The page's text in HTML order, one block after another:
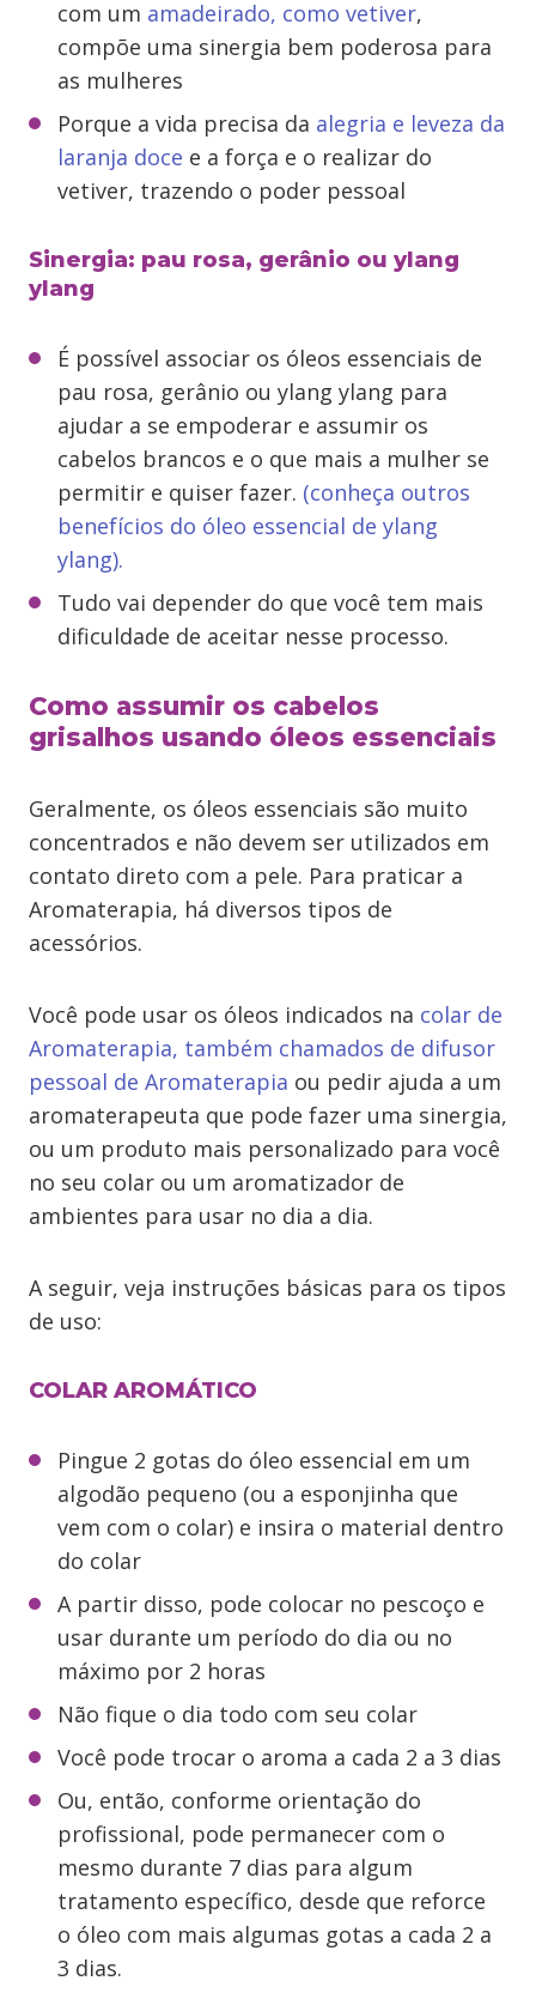
com um amadeirado, como vetiver,
compõe uma sinergia bem poderosa para
as mulheres
Porque a vida precisa da alegria e leveza da
laranja doce e a força e o realizar do
vetiver, trazendo o poder pessoal
Sinergia: pau rosa, gerânio ou ylang
ylang
É possível associar os óleos essenciais de
pau rosa, gerânio ou ylang ylang para
ajudar a se empoderar e assumir os
cabelos brancos e o que mais a mulher se
permitir e quiser fazer. (conheça outros
benefícios do óleo essencial de ylang
ylang).
Tudo vai depender do que você tem mais
dificuldade de aceitar nesse processo.
Como assumir os cabelos
grisalhos usando óleos essenciais
Geralmente, os óleos essenciais são muito
concentrados e não devem ser utilizados em
contato direto com a pele. Para praticar a
Aromaterapia, há diversos tipos de
acessórios.
Você pode usar os óleos indicados na colar de
Aromaterapia, também chamados de difusor
pessoal de Aromaterapia ou pedir ajuda a um
aromaterapeuta que pode fazer uma sinergia,
ou um produto mais personalizado para você
no seu colar ou um aromatizador de
ambientes para usar no dia a dia.
A seguir, veja instruções básicas para os tipos
de uso:
COLAR AROMÁTICO
Pingue 2 gotas do óleo essencial em um
algodão pequeno (ou a esponjinha que
vem com o colar) e insira o material dentro
do colar
A partir disso, pode colocar no pescoço e
usar durante um período do dia ou no
máximo por 2 horas
Não fique o dia todo com seu colar
Você pode trocar o aroma a cada 2 a 3 dias
Ou, então, conforme orientação do
profissional, pode permanecer com o
mesmo durante 7 dias para algum
tratamento específico, desde que reforce
o óleo com mais algumas gotas a cada 2 a
3 dias.